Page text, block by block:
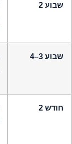
שבוע 2
שבוע 3–4
חודש 2